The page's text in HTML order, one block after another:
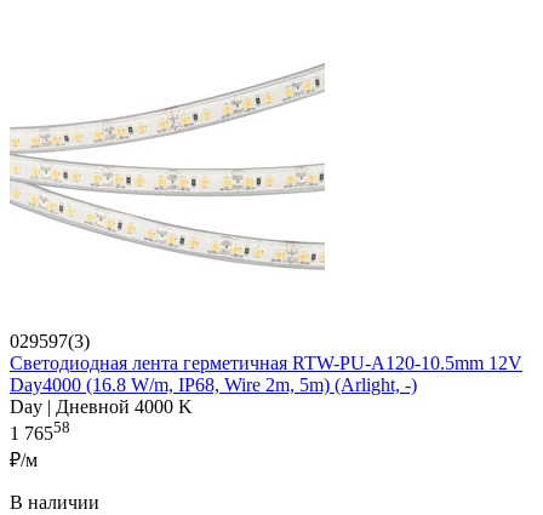
029597(3)
Светодиодная лента герметичная RTW-PU-A120-10.5mm 12V
Day4000 (16.8 W/m, IP68, Wire 2m, 5m) (Arlight, -)
Day | Дневной 4000 K
1 76558
₽/м
В наличии